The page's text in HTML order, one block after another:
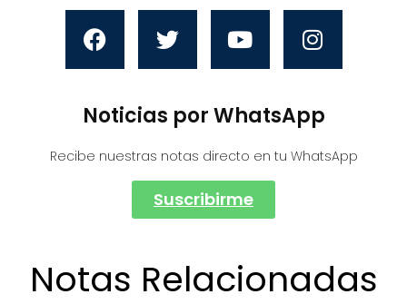
Noticias por WhatsApp
Recibe nuestras notas directo en tu WhatsApp
Suscribirme
Notas Relacionadas